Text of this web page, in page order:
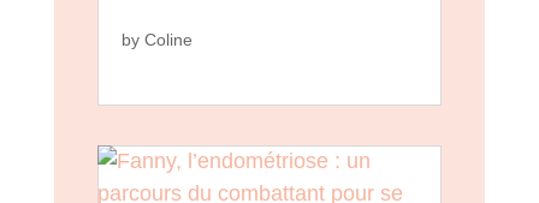
by Coline